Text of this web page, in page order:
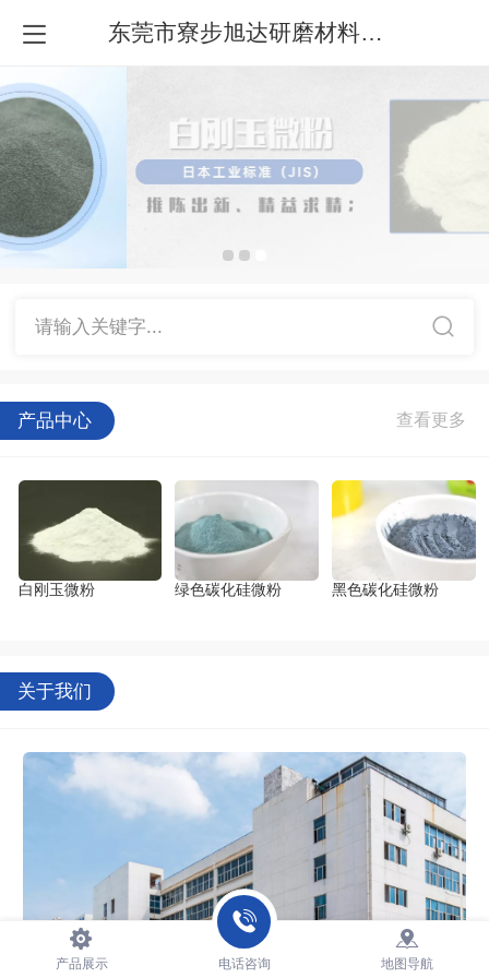
东莞市寮步旭达研磨材料经营部
请输入关键字...
产品中心
白刚玉微粉 绿色碳化硅微粉 黑色碳化硅微粉
关于我们
产品展示 电话咨询 地图导航